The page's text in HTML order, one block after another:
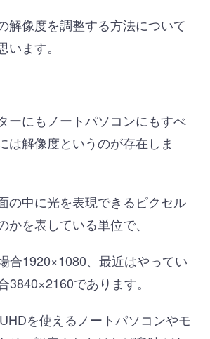
解像度を調整する方法について
ます。
ーにもノートパソコンにもすべ
は解像度というのが存在しま
の中に光を表現できるピクセル
かを表している単位で、
合1920×1080、最近はやってい
3840×2160であります。
を使えるノートパソコンやモ